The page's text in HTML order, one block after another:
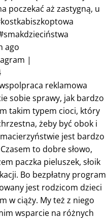
poczekać aż zastygną, u
ago
|